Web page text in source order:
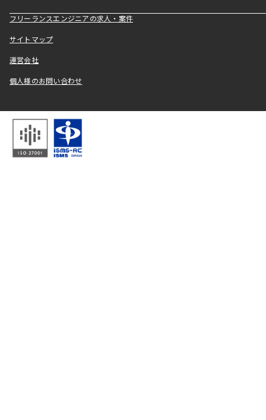
フリーランスエンジニアの求人・案件
サイトマップ
運営会社
個人様のお問い合わせ